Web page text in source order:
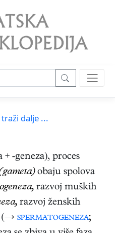
traži dalje ...
+ -geneza), proces
obaju spolova
razvoj muških
razvoj ženskih
(→ spermatogeneza;